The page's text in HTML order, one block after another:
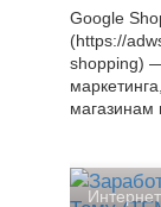
Google
(https://
shopping)
магазинам
Интернет